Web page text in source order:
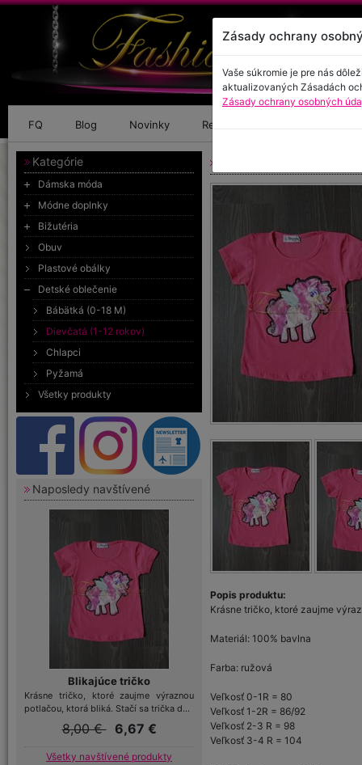
FQ Blog Novinky Referencie
Kategórie
Dámska móda
Módne doplnky
Bižutéria
Obuv
Plastové obálky
Detské oblečenie
Bábätká (0-18 M)
Dievčatá (1-12 rokov)
Chlapci
Pyžamá
Všetky produkty
Naposledy navštívené
Blikajúce tričko
Krásne tričko, ktoré zaujme výraznou
potlačou, ktorá bliká. Stačí sa trička d...
8,00 € 6,67 €
Všetky navštívené produkty
Popis produktu:
Krásne tričko, ktoré zaujme
Materiál: 100% bavlna
Farba: ružová
Veľkosť 0-1R = 80
Veľkosť 1-2R = 86/92
Veľkosť 2-3 R = 98
Veľkosť 3-4 R = 104
Zásady ochrany
Vaše súkromie je pre nás
aktualizovaných Zásadách
Zásady ochrany osobných